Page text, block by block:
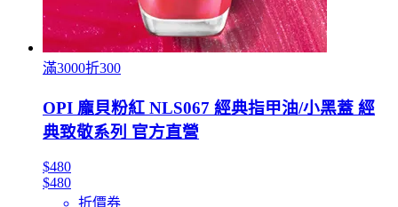
滿3000折300
OPI 龐貝粉紅 NLS067 經典指甲油/小黑蓋 經
典致敬系列 官方直營
$480
$480
折價券